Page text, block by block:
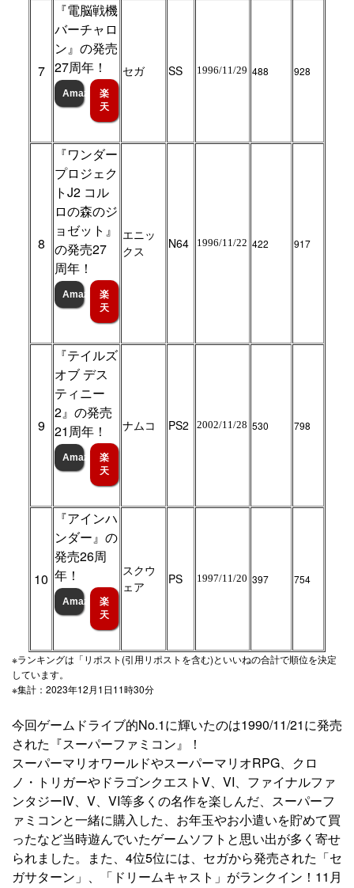
7
『電脳戦機
バーチャロ
ン』の発売
27周年！
Amazon楽
天
セガ SS 1996/11/29 488 928
8
『ワンダー
プロジェク
トJ2 コル
ロの森のジ
ョゼット』
の発売27
周年！
Amazon楽
天
エニッ
クス
N64 1996/11/22 422 917
9
『テイルズ
オブ デス
ティニー
2』の発売
21周年！
Amazon楽
天
ナムコ PS2 2002/11/28 530 798
10
『アインハ
ンダー』の
発売26周
年！
Amazon楽
天
スクウ
ェア
PS 1997/11/20 397 754
※ランキングは「リポスト(引用リポストを含む)といいねの合計で順位を決定
しています。
※集計：2023年12月1日11時30分
今回ゲームドライブ的No.1に輝いたのは1990/11/21に発売
された『スーパーファミコン』！
スーパーマリオワールドやスーパーマリオRPG、クロ
ノ・トリガーやドラゴンクエストV、VI、ファイナルファ
ンタジーIV、V、VI等多くの名作を楽しんだ、スーパーフ
ァミコンと一緒に購入した、お年玉やお小遣いを貯めて買
ったなど当時遊んでいたゲームソフトと思い出が多く寄せ
られました。また、4位5位には、セガから発売された「セ
ガサターン」、「ドリームキャスト」がランクイン！11月